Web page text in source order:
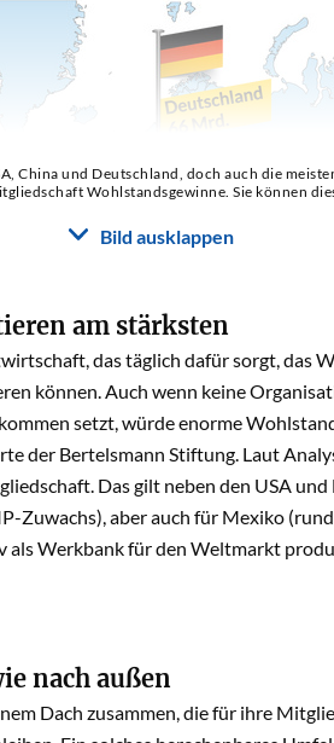
China und Deutschland, doch auch die
Wohlstandsgewinne. Sie können
Bild ausklappen
am stärksten
das täglich dafür sorgt, das
können. Auch wenn keine
setzt, würde enorme
der Bertelsmann Stiftung. Laut
Das gilt neben den USA
Zuwachs), aber auch für Mexiko
Werkbank für den Weltmarkt
nach außen
Dach zusammen, die für ihre